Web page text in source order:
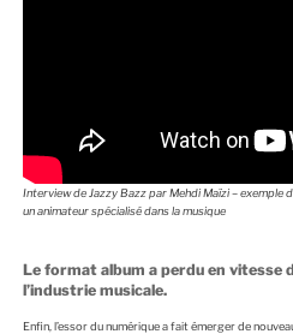
Interview de Jazzy Bazz par Mehdi Maïzi – exemple
un animateur spécialisé dans la musique
Le format album a perdu en vitesse
l’industrie musicale.
Enfin, l’essor du numérique a fait émerger de